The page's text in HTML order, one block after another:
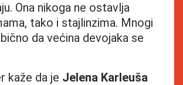
Ona nikoga ne ostavlja
tako i stajlinzima. Mnogi
da većina devojaka se
kaže da je Jelena Karleuša